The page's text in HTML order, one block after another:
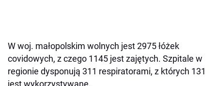
W woj. małopolskim wolnych jest 2975 łóżek
covidowych, z czego 1145 jest zajętych. Szpitale w
regionie dysponują 311 respiratorami, z których 131
jest wykorzystywane.